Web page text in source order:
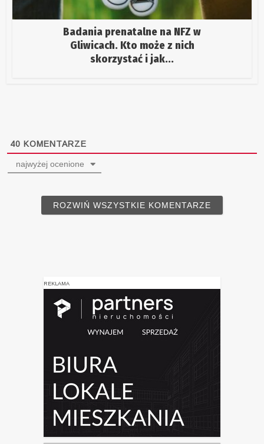
Badania prenatalne na NFZ w
Gliwicach. Kto może z nich
skorzystać i jak...
40 KOMENTARZE
najwyżej ocenione
ROZWIŃ WSZYSTKIE KOMENTARZE
REKLAMA